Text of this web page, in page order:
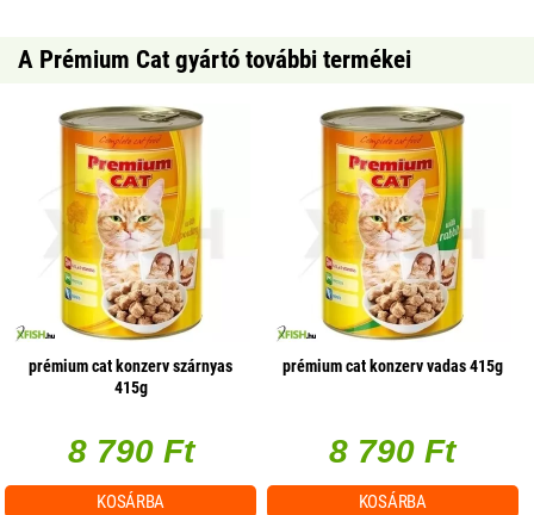
A Prémium Cat gyártó további termékei
prémium cat konzerv szárnyas
415g
8 790 Ft
KOSÁRBA
prémium cat konzerv vadas 415g
8 790 Ft
KOSÁRBA